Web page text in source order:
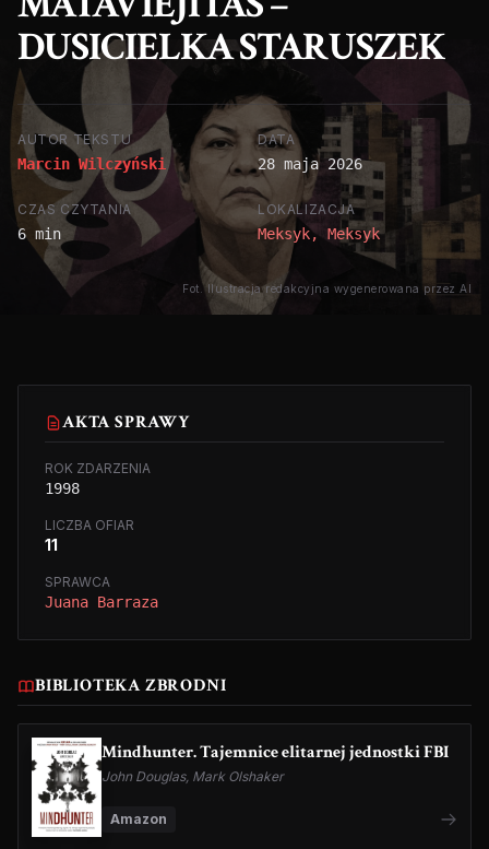
Fot. Ilustracja redakcyjna wygenerowana przez AI
DUSICIELKA STARUSZEK
AUTOR TEKSTU
Marcin Wilczyński
DATA
28 maja 2026
CZAS CZYTANIA
6 min
LOKALIZACJA
Meksyk, Meksyk
AKTA SPRAWY
ROK ZDARZENIA
1998
LICZBA OFIAR
11
SPRAWCA
Juana Barraza
BIBLIOTEKA ZBRODNI
Mindhunter. Tajemnice elitarnej jednostki FBI
John Douglas, Mark Olshaker
Amazon